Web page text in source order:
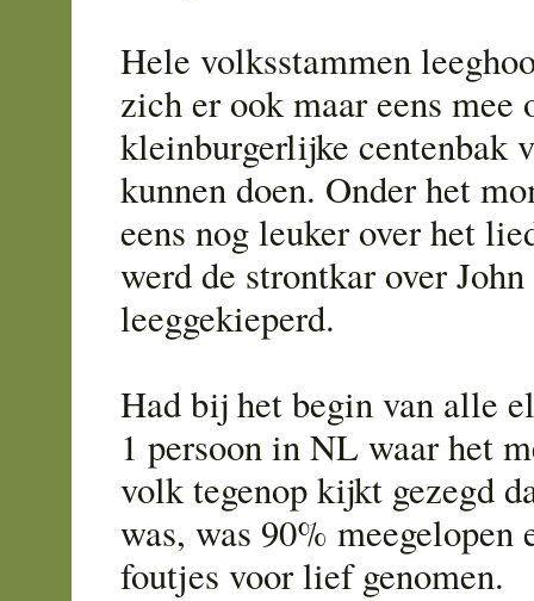
Hele volksstammen
zich er ook maar eens mee
kleinburgerlijke centenbak
kunnen doen. Onder het
eens nog leuker over het
werd de strontkar over
leeggekieperd.
Had bij het begin van alle
1 persoon in NL waar het
volk tegenop kijkt gezegd
was, was 90% meegelopen
foutjes voor lief genomen.